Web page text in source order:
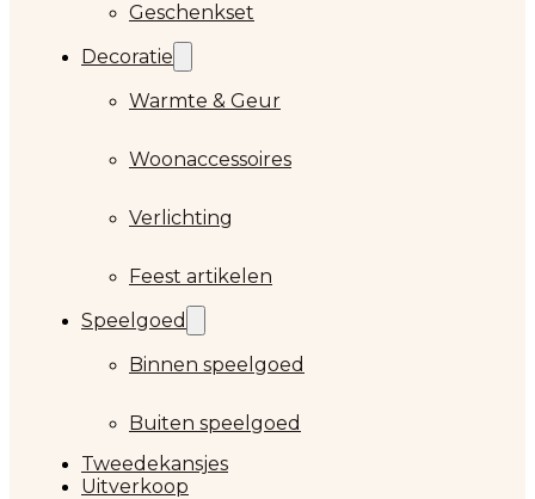
Geschenkset
Decoratie
Warmte & Geur
Woonaccessoires
Verlichting
Feest artikelen
Speelgoed
Binnen speelgoed
Buiten speelgoed
Tweedekansjes
Uitverkoop